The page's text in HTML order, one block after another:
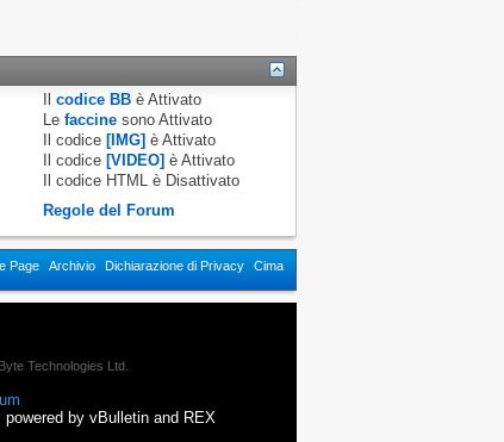
Ilcodice BB èAttivato
Lefaccine sonoAttivato
Il codice [IMG] èAttivato
Il codice [VIDEO] èAttivato
Il codice HTML è Disattivato
Regole del Forum
Page Archivio Dichiarazione di Privacy Cima
Technologies Ltd.
by vBulletin and REX